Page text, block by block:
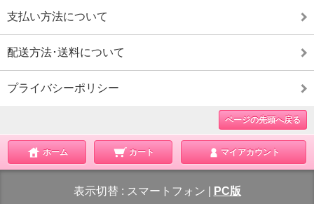
支払い方法について
配送方法･送料について
プライバシーポリシー
ページの先頭へ戻る
ホーム カート マイアカウント
表示切替 : スマートフォン PC版